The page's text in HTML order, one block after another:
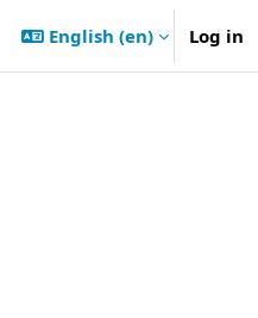
English ‎(en)‎ Log in